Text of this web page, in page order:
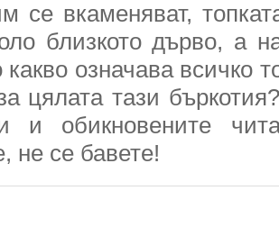
се вкаменяват,
близкото дърво, а
означава всичко
цялата тази
и обикновените
не се бавете!